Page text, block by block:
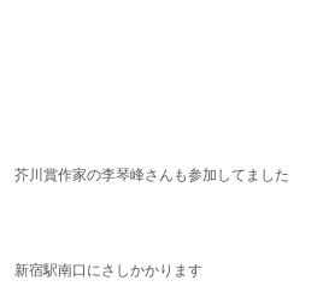
芥川賞作家の李琴峰さんも参加してました
新宿駅南口にさしかかります